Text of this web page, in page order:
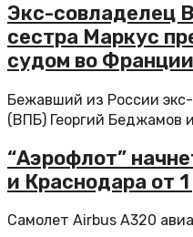
Экс-совладелец
сестра Маркус
судом во Франции
Бежавший из России
(ВПБ) Георгий Беджамов
“Аэрофлот”
и Краснодара от
Самолет Airbus A320